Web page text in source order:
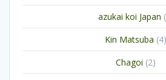
azukai koi Japan
Kin Matsuba 44
Chagoi 22